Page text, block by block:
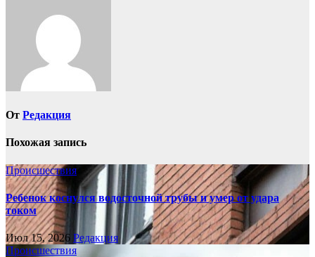
От Редакция
Похожая запись
Происшествия
Ребенок коснулся водосточной трубы и умер от удара
током
Июл 15, 2026 Редакция
Происшествия